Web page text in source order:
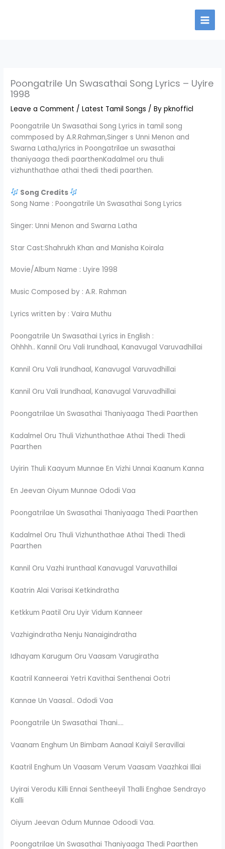
Poongatrile Un Swasathai Song Lyrics – Uyire
1998
Leave a Comment /Latest Tamil Songs / Bypknofficl
Poongatrile Un Swasathai Song Lyrics in tamil song
commposed by A.R.Rahman,Singer s Unni Menon and
Swarna Latha,lyrics in Poongatrilae un swasathai
thaniyaaga thedi paarthenKadalmel oru thuli
vizhunthathae athai thedi thedi paarthen.
Song Credits
Song Name : Poongatrile Un Swasathai Song Lyrics
Singer: Unni Menon and Swarna Latha
Star Cast:Shahrukh Khan and Manisha Koirala
Movie/Album Name : Uyire 1998
Music Composed by : A.R. Rahman
Lyrics written by : Vaira Muthu
Poongatrile Un Swasathai Lyrics in English :
Ohhhh.. Kannil Oru Vali Irundhaal, Kanavugal Varuvadhillai
Kannil Oru Vali Irundhaal, Kanavugal Varuvadhillai
Kannil Oru Vali Irundhaal, Kanavugal Varuvadhillai
Poongatrilae Un Swasathai Thaniyaaga Thedi Paarthen
Kadalmel Oru Thuli Vizhunthathae Athai Thedi Thedi
Paarthen
Uyirin Thuli Kaayum Munnae En Vizhi Unnai Kaanum Kanna
En Jeevan Oiyum Munnae Ododi Vaa
Poongatrilae Un Swasathai Thaniyaaga Thedi Paarthen
Kadalmel Oru Thuli Vizhunthathae Athai Thedi Thedi
Paarthen
Kannil Oru Vazhi Irunthaal Kanavugal Varuvathillai
Kaatrin Alai Varisai Ketkindratha
Ketkkum Paatil Oru Uyir Vidum Kanneer
Vazhigindratha Nenju Nanaigindratha
Idhayam Karugum Oru Vaasam Varugiratha
Kaatril Kanneerai Yetri Kavithai Senthenai Ootri
Kannae Un Vaasal.. Ododi Vaa
Poongatrile Un Swasathai Thani….
Vaanam Enghum Un Bimbam Aanaal Kaiyil Seravillai
Kaatril Enghum Un Vaasam Verum Vaasam Vaazhkai Illai
Uyirai Verodu Killi Ennai Sentheeyil Thalli Enghae Sendrayo
Kalli
Oiyum Jeevan Odum Munnae Odoodi Vaa.
Poongatrilae Un Swasathai Thaniyaaga Thedi Paarthen